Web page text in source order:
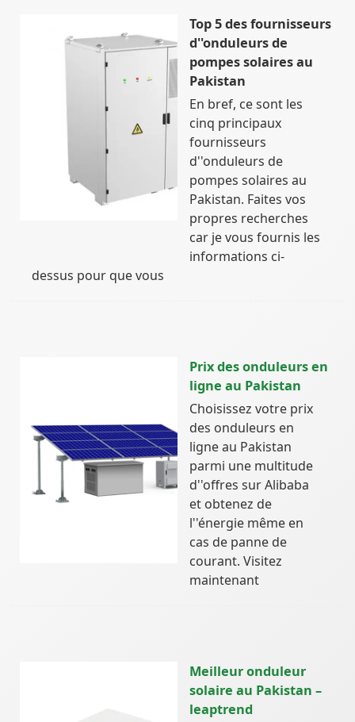
Top 5 des fournisseurs
d''onduleurs de
pompes solaires au
Pakistan
En bref, ce sont les
cinq principaux
fournisseurs
d''onduleurs de
pompes solaires au
Pakistan. Faites vos
propres recherches
car je vous fournis les
informations ci-
dessus pour que vous
Prix des onduleurs en
ligne au Pakistan
Choisissez votre prix
des onduleurs en
ligne au Pakistan
parmi une multitude
d''offres sur Alibaba
et obtenez de
l''énergie même en
cas de panne de
courant. Visitez
maintenant
Meilleur onduleur
solaire au Pakistan –
leaptrend